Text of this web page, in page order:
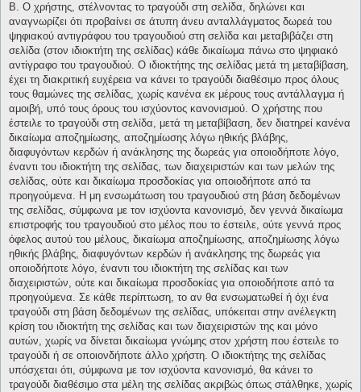
Β. Ο χρήστης, στέλνοντας το τραγούδι στη σελίδα, δηλώνει και
αναγνωρίζει ότι προβαίνει σε άτυπη άνευ ανταλλάγματος δωρεά του
ψηφιακού αντιγράφου του τραγουδιού στη σελίδα και μεταβιβάζει στη
σελίδα (στον ιδιοκτήτη της σελίδας) κάθε δικαίωμα πάνω στο ψηφιακό
αντίγραφο του τραγουδιού. Ο ιδιοκτήτης της σελίδας μετά τη μεταβίβαση,
έχει τη διακριτική ευχέρεια να κάνει το τραγούδι διαθέσιμο προς όλους
τους θαμώνες της σελίδας, χωρίς κανένα εκ μέρους τους αντάλλαγμα ή
αμοιβή, υπό τους όρους του ισχύοντος κανονισμού. Ο χρήστης που
έστειλε το τραγούδι στη σελίδα, μετά τη μεταβίβαση, δεν διατηρεί κανένα
δικαίωμα αποζημίωσης, αποζημίωσης λόγω ηθικής βλάβης,
διαφυγόντων κερδών ή ανάκλησης της δωρεάς για οποιοδήποτε λόγο,
έναντι του ιδιοκτήτη της σελίδας, των διαχειριστών και των μελών της
σελίδας, ούτε και δικαίωμα προσδοκίας για οποιοδήποτε από τα
προηγούμενα. Η μη ενσωμάτωση του τραγουδιού στη βάση δεδομένων
της σελίδας, σύμφωνα με τον ισχύοντα κανονισμό, δεν γεννά δικαίωμα
επιστροφής του τραγουδιού στο μέλος που το έστειλε, ούτε γεννά προς
όφελος αυτού του μέλους, δικαίωμα αποζημίωσης, αποζημίωσης λόγω
ηθικής βλάβης, διαφυγόντων κερδών ή ανάκλησης της δωρεάς για
οποιοδήποτε λόγο, έναντι του ιδιοκτήτη της σελίδας και των
διαχειριστών, ούτε και δικαίωμα προσδοκίας για οποιοδήποτε από τα
προηγούμενα. Σε κάθε περίπτωση, το αν θα ενσωματωθεί ή όχι ένα
τραγούδι στη βάση δεδομένων της σελίδας, υπόκειται στην ανέλεγκτη
κρίση του ιδιοκτήτη της σελίδας και των διαχειριστών της και μόνο
αυτών, χωρίς να δίνεται δικαίωμα γνώμης στον χρήστη που έστειλε το
τραγούδι ή σε οποιονδήποτε άλλο χρήστη. Ο ιδιοκτήτης της σελίδας
υπόσχεται ότι, σύμφωνα με τον ισχύοντα κανονισμό, θα κάνει το
τραγούδι διαθέσιμο στα μέλη της σελίδας ακριβώς όπως στάλθηκε, χωρίς